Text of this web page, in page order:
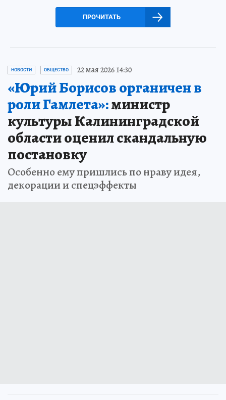
ПРОЧИТАТЬ
НОВОСТИ ОБЩЕСТВО 22 мая 2026 14:30
«Юрий Борисов органичен в
роли Гамлета»:министр
культуры Калининградской
области оценил скандальную
постановку
Особенно ему пришлись по нраву идея,
декорации и спецэффекты